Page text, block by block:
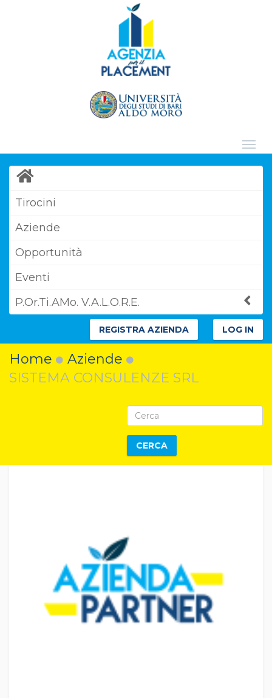
Tirocini
Aziende
Opportunità
Eventi
P.Or.Ti.AMo. V.A.L.O.R.E.
REGISTRA AZIENDA LOG IN
Home
Aziende
SISTEMA CONSULENZE SRL
CERCA